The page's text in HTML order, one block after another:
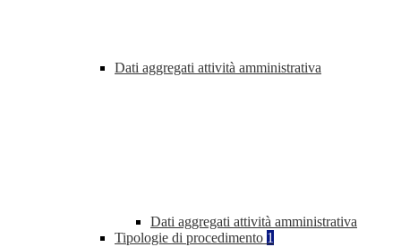
Dati aggregati attività amministrativa
Dati aggregati attività amministrativa
Tipologie di procedimento 1